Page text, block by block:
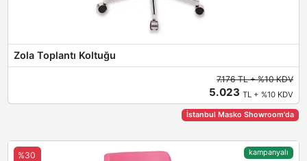
Zola Toplantı Koltuğu
7.176 TL + %10 KDV
5.023TL + %10 KDV
İstanbul Masko Showroom'da
%30 kampanyalı